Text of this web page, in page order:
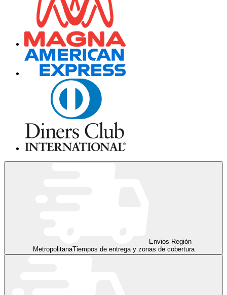
Envios Región
MetropolitanaTiempos de entrega y zonas de cobertura